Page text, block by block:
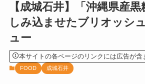
【成城石井】「沖縄県産
しみ込ませたブリオッシ
ュー
本サイトの各ページのリンクには広告が含
FOOD 成城石井